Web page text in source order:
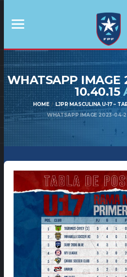
WHATSAPP IMAGE
10.40.15
HOME
LJPR MASCULINA U-17 –
WHATSAPP IMAGE 2023-04-